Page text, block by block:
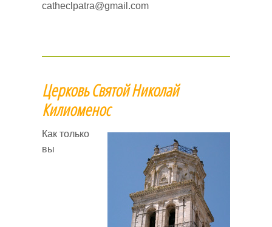
catheclpatra@gmail.com
Церковь Святой Николай
Килиоменос
Как только
вы